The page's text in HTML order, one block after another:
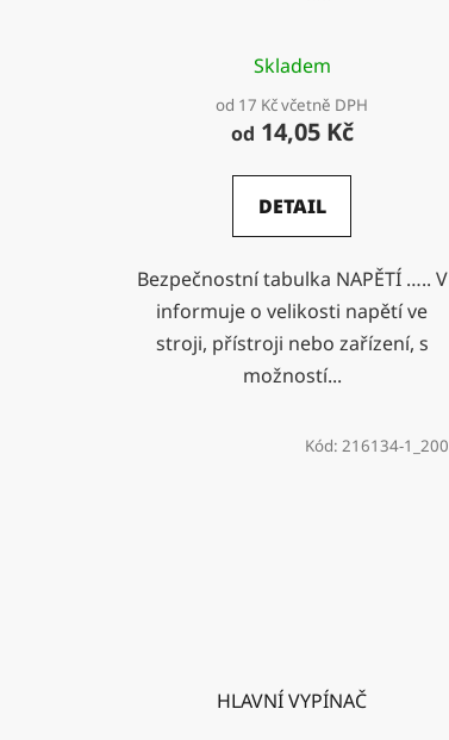
Skladem
od 17 Kč včetně DPH
od 14,05 Kč
DETAIL
Bezpečnostní tabulka NAPĚTÍ ….. V
informuje o velikosti napětí ve
stroji, přístroji nebo zařízení, s
možností...
HLAVNÍ VYPÍNAČ
Kód: 216134-1_200